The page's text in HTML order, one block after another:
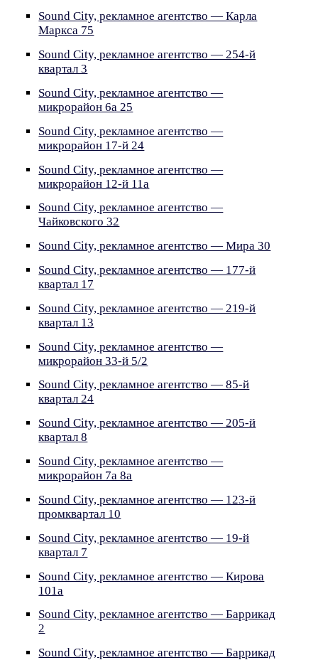
Sound City, рекламное агентство — Карла
Маркса 75
Sound City, рекламное агентство — 254-й
квартал 3
Sound City, рекламное агентство —
микрорайон 6а 25
Sound City, рекламное агентство —
микрорайон 17-й 24
Sound City, рекламное агентство —
микрорайон 12-й 11а
Sound City, рекламное агентство —
Чайковского 32
Sound City, рекламное агентство — Мира 30
Sound City, рекламное агентство — 177-й
квартал 17
Sound City, рекламное агентство — 219-й
квартал 13
Sound City, рекламное агентство —
микрорайон 33-й 5/2
Sound City, рекламное агентство — 85-й
квартал 24
Sound City, рекламное агентство — 205-й
квартал 8
Sound City, рекламное агентство —
микрорайон 7а 8а
Sound City, рекламное агентство — 123-й
промквартал 10
Sound City, рекламное агентство — 19-й
квартал 7
Sound City, рекламное агентство — Кирова
101а
Sound City, рекламное агентство — Баррикад
2
Sound City, рекламное агентство — Баррикад